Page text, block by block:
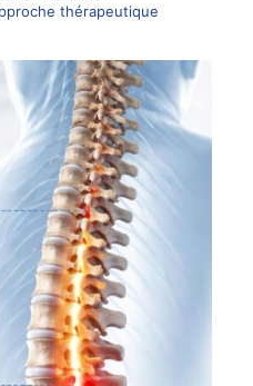
thérapeutique